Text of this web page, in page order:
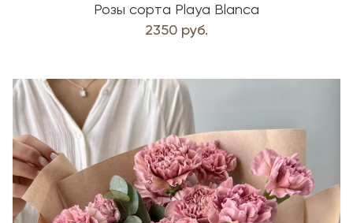
Розы сорта Playa Blanca
2350 руб.